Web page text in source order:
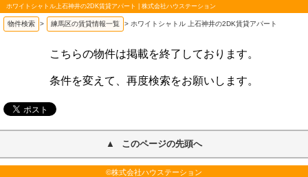
ホワイトシャトル上石神井の2DK賃貸アパート | 株式会社ハウステーション
物件検索 > 練馬区の賃貸情報一覧 > ホワイトシャトル 上石神井の2DK賃貸アパート
こちらの物件は掲載を終了しております。
条件を変えて、再度検索をお願いします。
このページの先頭へ
©株式会社ハウステーション